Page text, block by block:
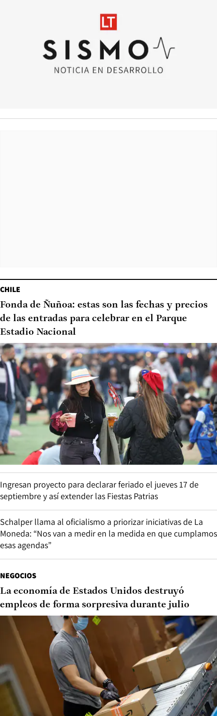
CHILE
Fonda de Ñuñoa: estas son las fechas y precios
de las entradas para celebrar en el Parque
Estadio Nacional
Ingresan proyecto para declarar feriado el jueves 17 de
septiembre y así extender las Fiestas Patrias
Schalper llama al oficialismo a priorizar iniciativas de La
Moneda: “Nos van a medir en la medida en que cumplamos
esas agendas”
NEGOCIOS
La economía de Estados Unidos destruyó
empleos de forma sorpresiva durante julio